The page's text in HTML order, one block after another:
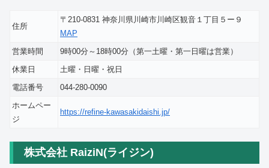
住所
〒210-0831 神奈川県川崎市川崎区観音１丁目５ー９
MAP
営業時間
9時00分～18時00分（第一土曜・第一日曜は営業）
休業日
土曜・日曜・祝日
電話番号
044-280-0090
ホームペー
ジ
https://refine-kawasakidaishi.jp/
株式会社 RaiziN(ライジン)